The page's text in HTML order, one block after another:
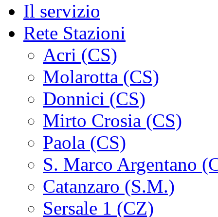
Il servizio
Rete Stazioni
Acri (CS)
Molarotta (CS)
Donnici (CS)
Mirto Crosia (CS)
Paola (CS)
S. Marco Argentano
Catanzaro (S.M.)
Sersale 1 (CZ)